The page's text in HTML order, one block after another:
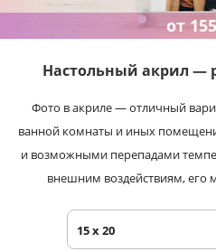
Услуги и сервис
Магазин
от
Настольный акрил —
Фото в акриле — отличный
ванной комнаты и иных
и возможными перепадами
внешним воздействиям,
15 x 20